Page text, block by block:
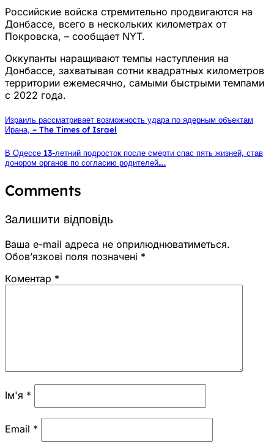
Российские войска стремительно продвигаются на
Донбассе, всего в нескольких километрах от
Покровска, – сообщает NYT.
Оккупанты наращивают темпы наступления на
Донбассе, захватывая сотни квадратных километров
территории ежемесячно, самыми быстрыми темпами
с 2022 года.
Израиль рассматривает возможность удара по ядерным объектам
Ирана, – The Times of Israel
В Одессе 13-летний подросток после смерти спас пять жизней, став
донором органов по согласию родителей….
Comments
Залишити відповідь
Ваша e-mail адреса не оприлюднюватиметься.
Обов’язкові поля позначені *
Коментар *
Ім'я *
Email *